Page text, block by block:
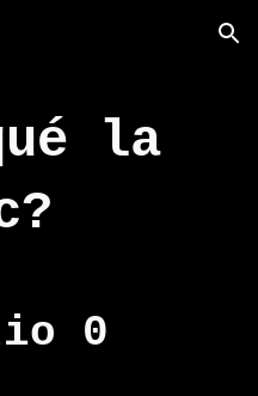
Skip to navigation
la
0